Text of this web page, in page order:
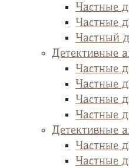
Частные
Частные
Частный
Детективные
Частные
Частные
Частные
Частные
Детективные
Частные
Частные